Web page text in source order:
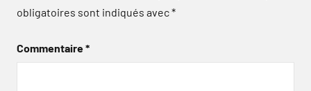
obligatoires sont indiqués avec*
Commentaire*